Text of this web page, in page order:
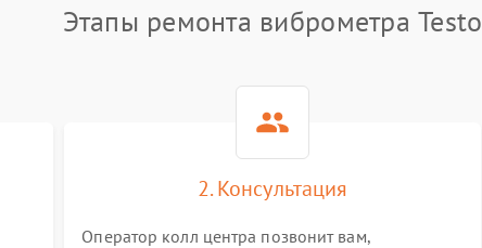
Этапы ремонта виброметра Testo
2. Консультация
Оператор колл центра позвонит вам,